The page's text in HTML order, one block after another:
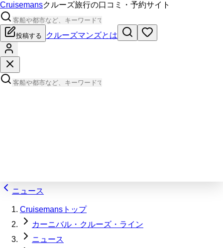
Cruisemansクルーズ旅行の口コミ・予約サイト
投稿する クルーズマンズとは
ニュース
Cruisemansトップ
カーニバル・クルーズ・ライン
ニュース